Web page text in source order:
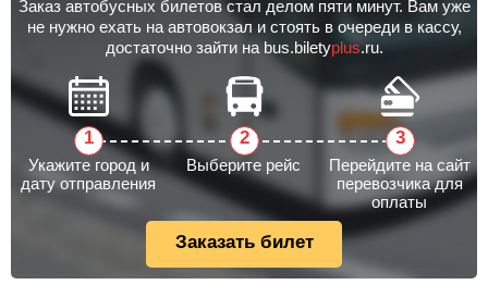
Заказ автобусных билетов стал делом пяти минут. Вам уже
не нужно ехать на автовокзал и стоять в очереди в кассу,
достаточно зайти на bus.biletyplus.ru.
Укажите город и
дату отправления
Выберите рейс
Перейдите на сайт
перевозчика для
оплаты
Заказать билет